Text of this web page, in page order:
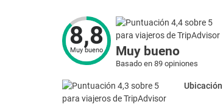
8,8
Muy bueno Muy bueno
Basado en 89 opiniones
Ubicación